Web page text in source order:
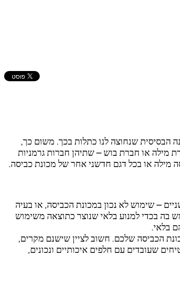
הבסיסית שנחוצה לנו כתלות בכך. משום כך,
מילה או חברת בוש – שתיהן חברות גרמניות
מילה או בכל דגם חדשני אחר של מכונת כביסה.
– שימוש לא נכון במכונת הכביסה, או בעיה
בה בכדי למנוע בלאי שנוצר כתוצאה משימוש
בלאי.
הכביסה שלכם. חשוב לציין שישנם מקרים,
שעובדים עם חלפים איכותיים ונכונים,